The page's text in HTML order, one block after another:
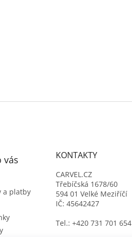
vás
a platby
KONTAKTY
CARVEL.CZ
Třebíčská 1678/60
594 01 Velké Meziříčí
IČ: 45642427
Tel.: +420 731 701 654